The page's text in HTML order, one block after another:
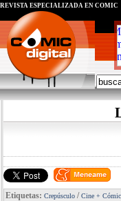
REVISTA ESPECIALIZADA EN CÓMIC
Etiquetas: Crepúsculo /Cine + Cómic